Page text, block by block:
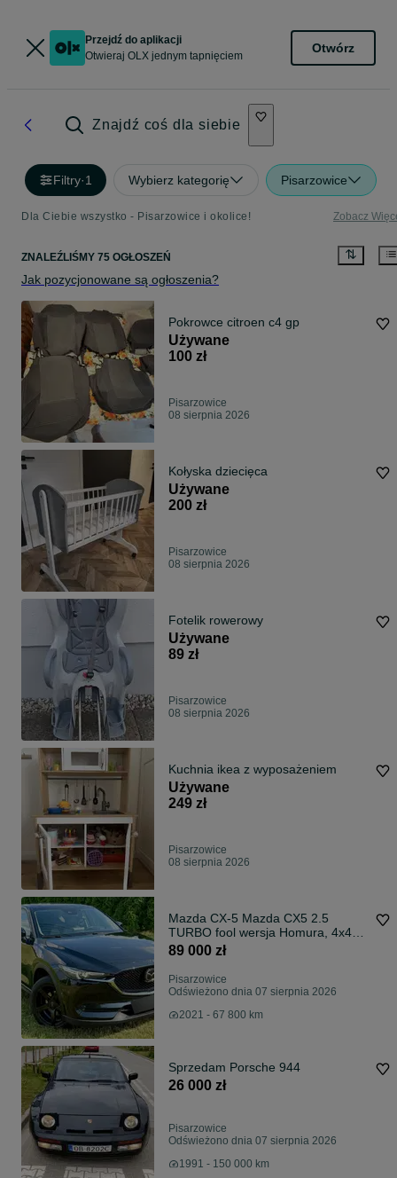
Przejdź do aplikacji
Otwieraj OLX jednym tapnięciem
Otwórz
Znajdź coś dla siebie
Filtry·1 Wybierz kategorię Pisarzowice
Dla Ciebie wszystko - Pisarzowice i okolice! Zobacz
ZNALEŹLIŚMY 75 OGŁOSZEŃ
Jak pozycjonowane są ogłoszenia?
Pokrowce citroen c4 gp
Używane
100 zł
Pisarzowice
08 sierpnia 2026
Kołyska dziecięca
Używane
200 zł
Pisarzowice
08 sierpnia 2026
Fotelik rowerowy
Używane
89 zł
Pisarzowice
08 sierpnia 2026
Kuchnia ikea z wyposażeniem
Używane
249 zł
Pisarzowice
08 sierpnia 2026
Mazda CX-5 Mazda CX5 2.5
TURBO fool wersja Homura, 4x4
moc 250km,400Nm.
89 000 zł
Pisarzowice
Odświeżono dnia 07 sierpnia 2026
2021 - 67 800 km
Sprzedam Porsche 944
26 000 zł
Pisarzowice
Odświeżono dnia 07 sierpnia 2026
1991 - 150 000 km